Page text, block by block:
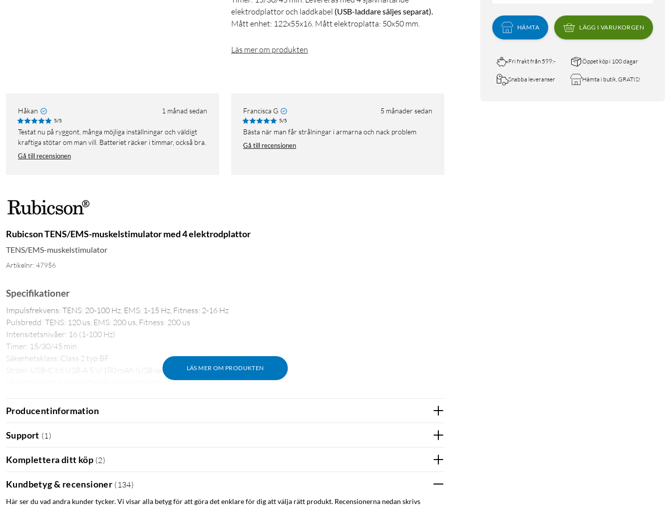
HÄMTA LÄGG I VARUKORGEN
Fri frakt från 599:- Öppet köp i 100 dagar
Snabba leveranser Hämta i butik, GRATIS!
elektrodplattor och laddkabel (USB-laddare säljes separat).
Mått enhet: 122x55x16. Mått elektroplatta: 50x50 mm.
Läs mer om produkten
Håkan 1 månad sedan
5/5
Testat nu på ryggont, många möjliga inställningar och väldigt
kraftiga stötar om man vill. Batteriet räcker i timmar, också bra.
Gå till recensionen
Francisca G 5 månader sedan
5/5
Bästa när man får strålningar i armarna och nack problem
Gå till recensionen
Rubicson TENS/EMS-muskelstimulator med 4 elektrodplattor
TENS/EMS-muskelstimulator
Artikelnr: 47956
LÄS MER OM PRODUKTEN
Specifikationer
Impulsfrekvens: TENS: 20-100 Hz, EMS: 1-15 Hz, Fitness: 2-16 Hz
Pulsbredd: TENS: 120 us, EMS: 200 us, Fitness: 200 us
Intensitetsnivåer: 16 (1-100 Hz)
Timer: 15/30/45 min
Säkerhetsklass: Class 2 typ BF
Ström: USB-C till USB-A 5 V/180 mAh (USB-laddare säljes separat)
Levereras med 4 självhäftande elektrodplattor och USB-C till USB-A-kabel
Producentinformation
Support (1 )
Komplettera ditt köp (2)
Kundbetyg & recensioner ( 134)
Här ser du vad andra kunder tycker. Vi visar alla betyg för att göra det enklare för dig att välja rätt produkt. Recensionerna nedan skrivs